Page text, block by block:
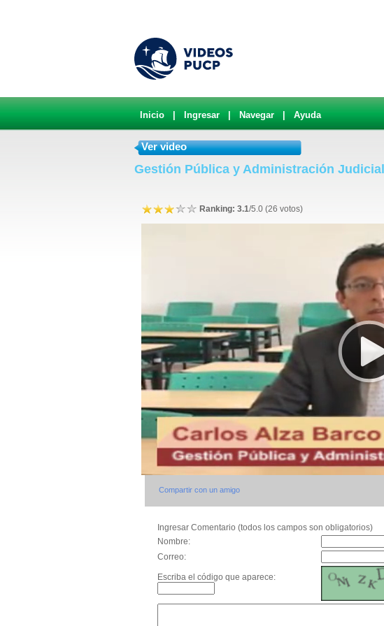
Inicio Ingresar Navegar Ayuda
Ver video
Gestión Pública y Administración
Ranking: 3.1/5.0 (26 votos)
Compartir con un amigo
Ingresar Comentario (todos los campos son obligatorios)
Nombre:
Correo:
Escriba el código que aparece: